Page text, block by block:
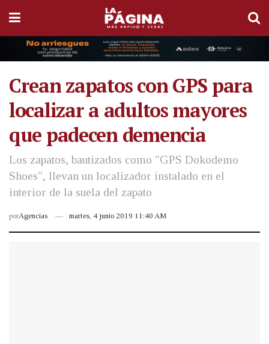
Crean zapatos con GPS para
localizar a adultos mayores
que padecen demencia
Los zapatos, bautizados como "GPS Dokodemo
Shoes", llevan un localizador instalado en el
interior de la suela del zapato
porAgencias martes, 4 junio 2019 11:40 AM